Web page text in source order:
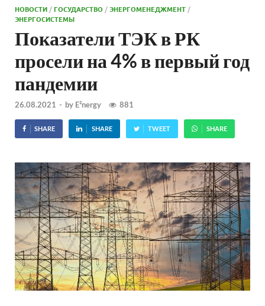
НОВОСТИ /ГОСУДАРСТВО /ЭНЕРГОМЕНЕДЖМЕНТ /
ЭНЕРГОСИСТЕМЫ
Показатели ТЭК в РК
просели на 4% в первый год
пандемии
26.08.2021 - by E²nergy 881
SHARE SHARE TWEET SHARE